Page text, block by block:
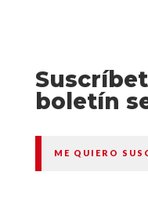
boletín
ME QUIERO